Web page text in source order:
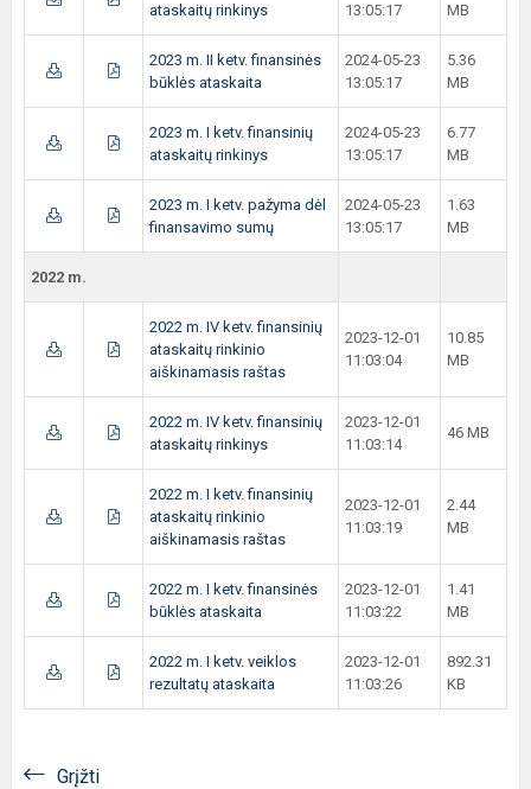
ataskaitų rinkinys
13:05:17
MB
2023 m. II ketv. finansinės
būklės ataskaita
2024-05-23
13:05:17
5.36
MB
2023 m. I ketv. finansinių
ataskaitų rinkinys
2024-05-23
13:05:17
6.77
MB
2023 m. I ketv. pažyma dėl
finansavimo sumų
2024-05-23
13:05:17
1.63
MB
2022 m.
2022 m. IV ketv. finansinių
ataskaitų rinkinio
aiškinamasis raštas
2023-12-01
11:03:04
10.85
MB
2022 m. IV ketv. finansinių
ataskaitų rinkinys
2023-12-01
11:03:14
46 MB
2022 m. I ketv. finansinių
ataskaitų rinkinio
aiškinamasis raštas
2023-12-01
11:03:19
2.44
MB
2022 m. I ketv. finansinės
būklės ataskaita
2023-12-01
11:03:22
1.41
MB
2022 m. I ketv. veiklos
rezultatų ataskaita
2023-12-01
11:03:26
892.31
KB
Grįžti